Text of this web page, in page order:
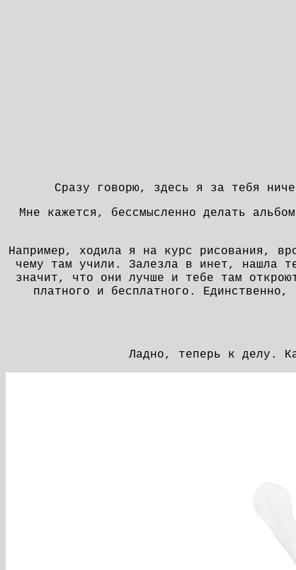
Сразу говорю, здесь я за тебя
Мне кажется, бессмысленно делать
Например, ходила я на курс рисования,
чему там учили. Залезла в инет, нашла
значит, что они лучше и тебе там
платного и бесплатного.
Ладно, теперь к делу.